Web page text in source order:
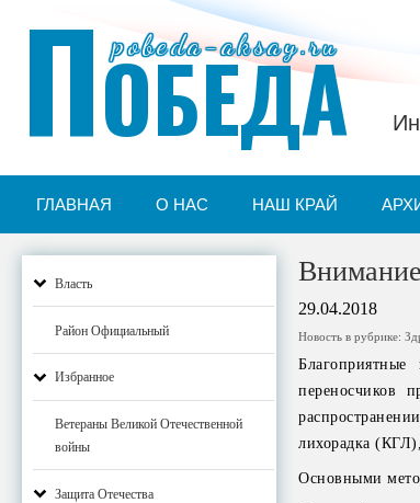
pobeda-aksay.ru
ПОБЕДА
ГЛАВНАЯ О НАС НАШ КРАЙ
Власть
Район Официальный
Избранное
Ветераны Великой Отечественной
войны
Защита Отечества
29.04.2018
Новость в рубрике:
Благоприятные
переносчиков
лихорадка
Основными